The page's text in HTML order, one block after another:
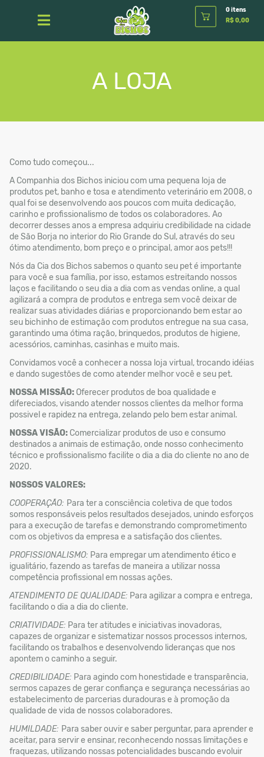
0 itens
R$ 0,00
A LOJA
Como tudo começou...
A Companhia dos Bichos iniciou com uma pequena loja de
produtos pet, banho e tosa e atendimento veterinário em 2008, o
qual foi se desenvolvendo aos poucos com muita dedicação,
carinho e profissionalismo de todos os colaboradores. Ao
decorrer desses anos a empresa adquiriu credibilidade na cidade
de São Borja no interior do Rio Grande do Sul, através do seu
ótimo atendimento, bom preço e o principal, amor aos pets!!!
Nós da Cia dos Bichos sabemos o quanto seu pet é importante
para você e sua família, por isso, estamos estreitando nossos
laços e facilitando o seu dia a dia com as vendas online, a qual
agilizará a compra de produtos e entrega sem você deixar de
realizar suas atividades diárias e proporcionando bem estar ao
seu bichinho de estimação com produtos entregue na sua casa,
garantindo uma ótima ração, brinquedos, produtos de higiene,
acessórios, caminhas, casinhas e muito mais.
Convidamos você a conhecer a nossa loja virtual, trocando idéias
e dando sugestões de como atender melhor você e seu pet.
NOSSA MISSÃO: Oferecer produtos de boa qualidade e
difereciados, visando atender nossos clientes da melhor forma
possivel e rapidez na entrega, zelando pelo bem estar animal.
NOSSA VISÃO: Comercializar produtos de uso e consumo
destinados a animais de estimação, onde nosso conhecimento
técnico e profissionalismo facilite o dia a dia do cliente no ano de
2020.
NOSSOS VALORES:
COOPERAÇÃO: Para ter a consciência coletiva de que todos
somos responsáveis pelos resultados desejados, unindo esforços
para a execução de tarefas e demonstrando comprometimento
com os objetivos da empresa e a satisfação dos clientes.
PROFISSIONALISMO: Para empregar um atendimento ético e
igualitário, fazendo as tarefas de maneira a utilizar nossa
competência profissional em nossas ações.
ATENDIMENTO DE QUALIDADE: Para agilizar a compra e entrega,
facilitando o dia a dia do cliente.
CRIATIVIDADE: Para ter atitudes e iniciativas inovadoras,
capazes de organizar e sistematizar nossos processos internos,
facilitando os trabalhos e desenvolvendo lideranças que nos
apontem o caminho a seguir.
CREDIBILIDADE: Para agindo com honestidade e transparência,
sermos capazes de gerar confiança e segurança necessárias ao
estabelecimento de parcerias duradouras e à promoção da
qualidade de vida de nossos colaboradores.
HUMILDADE: Para saber ouvir e saber perguntar, para aprender e
aceitar, para servir e ensinar, reconhecendo nossas limitações e
fraquezas, utilizando nossas potencialidades buscando evoluir